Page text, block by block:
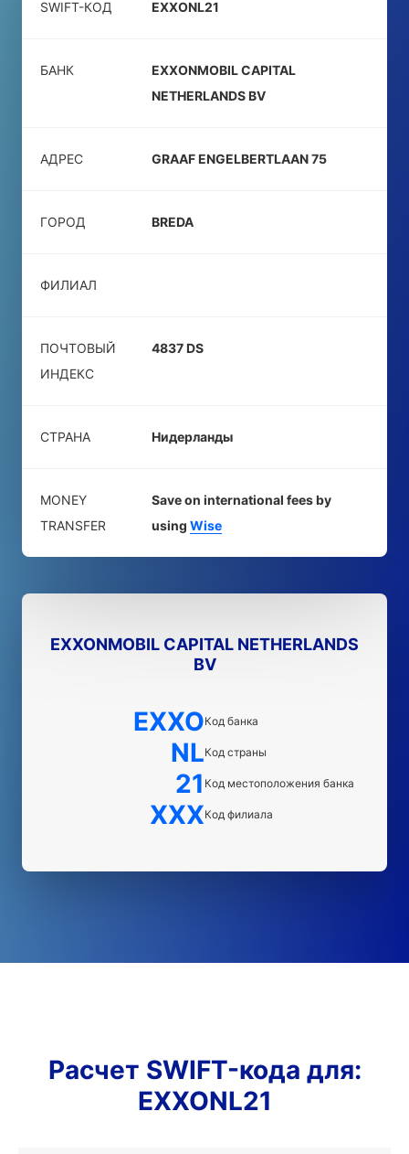
SWIFT-КОД EXXONL21
БАНК
EXXONMOBIL CAPITAL
NETHERLANDS BV
АДРЕС GRAAF ENGELBERTLAAN 75
ГОРОД BREDA
ФИЛИАЛ
ПОЧТОВЫЙ
ИНДЕКС
4837 DS
СТРАНА Нидерланды
MONEY
TRANSFER
Save on international fees by
using Wise
EXXONMOBIL CAPITAL NETHERLANDS
BV
EXXOКод банка
NLКод страны
21 Код местоположения банка
XXXКод филиала
Расчет SWIFT-кода для:
EXXONL21